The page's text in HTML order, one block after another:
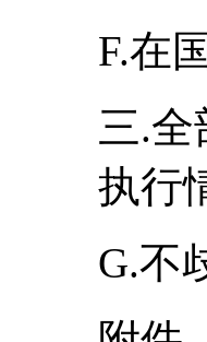
F.在
三.
执行
G.不